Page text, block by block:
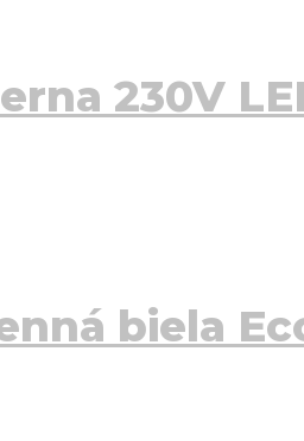
230V
biela